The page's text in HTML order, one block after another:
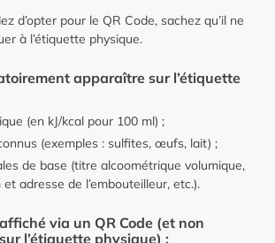
d’opter pour le QR Code, sachez qu’il ne
à l’étiquette physique.
apparaître sur l’étiquette
(en kJ/kcal pour 100 ml) ;
(exemples : sulfites, œufs, lait) ;
de base (titre alcoométrique volumique,
adresse de l’embouteilleur, etc.).
via un QR Code (et non
l’étiquette physique) :